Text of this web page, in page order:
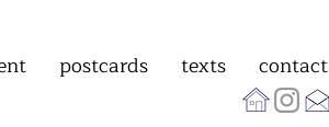
postcards texts contact